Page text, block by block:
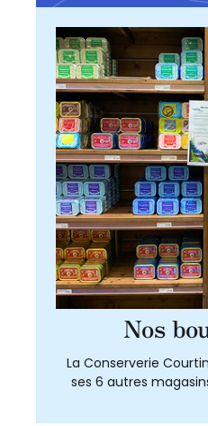
Nos
La Conserverie
ses 6 autres